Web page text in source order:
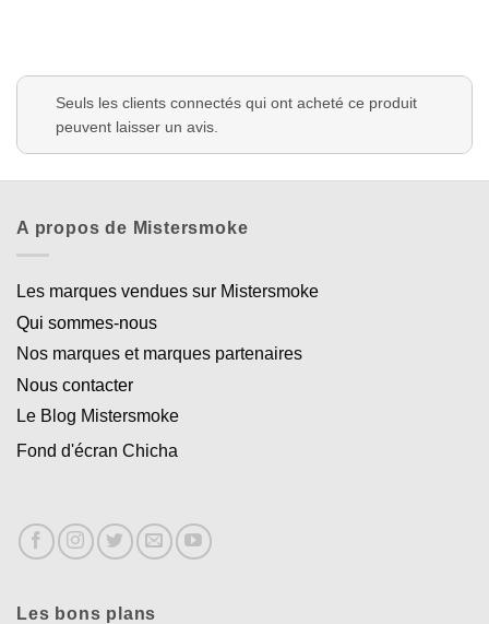
Seuls les clients connectés qui ont acheté ce produit
peuvent laisser un avis.
A propos de Mistersmoke
Les marques vendues sur Mistersmoke
Qui sommes-nous
Nos marques et marques partenaires
Nous contacter
Le Blog Mistersmoke
Fond d'écran Chicha
Les bons plans